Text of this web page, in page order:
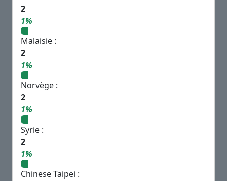
2
1%
Malaisie :
2
1%
Norvège :
2
1%
Syrie :
2
1%
Chinese Taipei :